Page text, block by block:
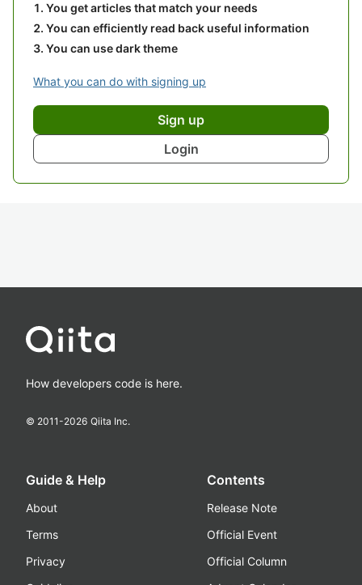
You get articles that match your needs
You can efficiently read back useful information
You can use dark theme
What you can do with signing up
Sign up
Login
How developers code is here.
© 2011-2026 Qiita Inc.
Guide & Help
About
Terms
Privacy
Contents
Release Note
Official Event
Official Column